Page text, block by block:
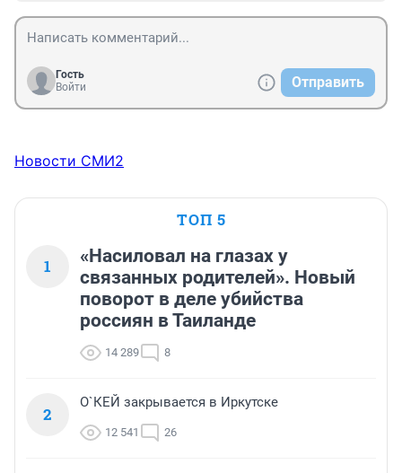
Гость
Войти
Отправить
Новости СМИ2
ТОП 5
1
«Насиловал на глазах у
связанных родителей». Новый
поворот в деле убийства
россиян в Таиланде
14 289 8
2
О`КЕЙ закрывается в Иркутске
12 541 26